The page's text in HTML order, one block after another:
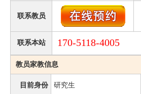
联系教员
联系本站 170-5118-4005
教员家教信息
目前身份 研究生